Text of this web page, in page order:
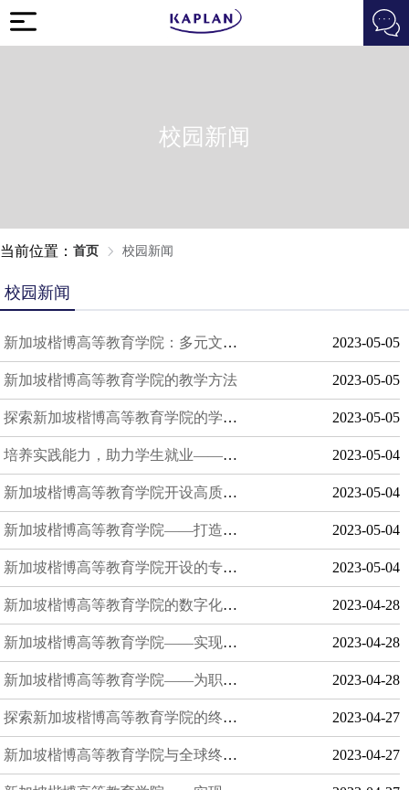
校园新闻
当前位置： 首页 校园新闻
校园新闻
新加坡楷博高等教育学院：多元文化教育的佼佼者 2023-05-05
新加坡楷博高等教育学院的教学方法 2023-05-05
探索新加坡楷博高等教育学院的学生生活 2023-05-05
培养实践能力，助力学生就业——新加坡楷博高等教育学院的职业发展服务 2023-05-04
新加坡楷博高等教育学院开设高质量的医学课程 2023-05-04
新加坡楷博高等教育学院——打造终身学习的领航者 2023-05-04
新加坡楷博高等教育学院开设的专业及就业前景 2023-05-04
新加坡楷博高等教育学院的数字化转型 2023-04-28
新加坡楷博高等教育学院——实现梦想的跳板 2023-04-28
新加坡楷博高等教育学院——为职场人士提供全球化教育机会 2023-04-28
探索新加坡楷博高等教育学院的终身学习之路 2023-04-27
新加坡楷博高等教育学院与全球终身学习的未来 2023-04-27